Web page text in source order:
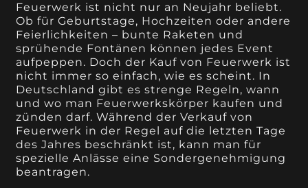
Feuerwerk ist nicht nur an Neujahr beliebt.
Ob für Geburtstage, Hochzeiten oder andere
Feierlichkeiten – bunte Raketen und
sprühende Fontänen können jedes Event
aufpeppen. Doch der Kauf von Feuerwerk ist
nicht immer so einfach, wie es scheint. In
Deutschland gibt es strenge Regeln, wann
und wo man Feuerwerkskörper kaufen und
zünden darf. Während der Verkauf von
Feuerwerk in der Regel auf die letzten Tage
des Jahres beschränkt ist, kann man für
spezielle Anlässe eine Sondergenehmigung
beantragen.